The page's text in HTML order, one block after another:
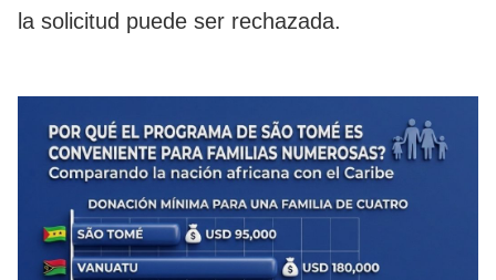
la solicitud puede ser rechazada.